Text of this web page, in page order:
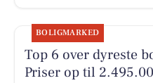
BOLIGMARKED
Top 6 over dyreste
Priser op til